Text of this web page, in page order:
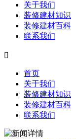
关于我们
装修建材知识
装修建材百科
联系我们

首页
关于我们
装修建材知识
装修建材百科
联系我们